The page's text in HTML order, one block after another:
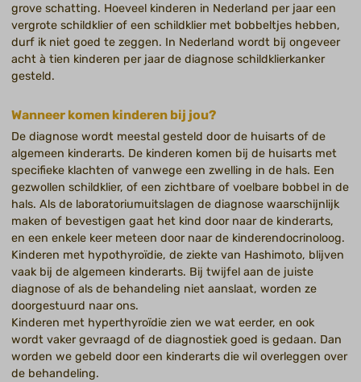
grove schatting. Hoeveel kinderen in Nederland per jaar een
vergrote schildklier of een schildklier met bobbeltjes hebben,
durf ik niet goed te zeggen. In Nederland wordt bij ongeveer
acht à tien kinderen per jaar de diagnose schildklierkanker
gesteld.
Wanneer komen kinderen bij jou?
De diagnose wordt meestal gesteld door de huisarts of de
algemeen kinderarts. De kinderen komen bij de huisarts met
specifieke klachten of vanwege een zwelling in de hals. Een
gezwollen schildklier, of een zichtbare of voelbare bobbel in de
hals. Als de laboratoriumuitslagen de diagnose waarschijnlijk
maken of bevestigen gaat het kind door naar de kinderarts,
en een enkele keer meteen door naar de kinderendocrinoloog.
Kinderen met hypothyroïdie, de ziekte van Hashimoto, blijven
vaak bij de algemeen kinderarts. Bij twijfel aan de juiste
diagnose of als de behandeling niet aanslaat, worden ze
doorgestuurd naar ons.
Kinderen met hyperthyroïdie zien we wat eerder, en ook
wordt vaker gevraagd of de diagnostiek goed is gedaan. Dan
worden we gebeld door een kinderarts die wil overleggen over
de behandeling.